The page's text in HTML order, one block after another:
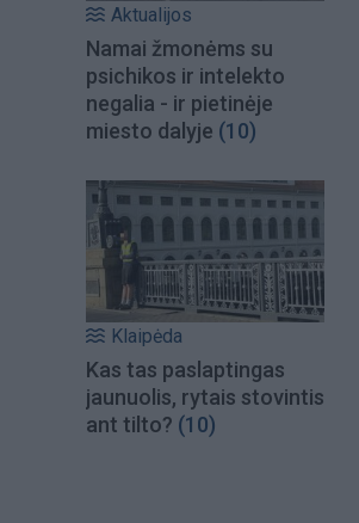
Aktualijos
Namai žmonėms su
psichikos ir intelekto
negalia - ir pietinėje
miesto dalyje (10)
Klaipėda
Kas tas paslaptingas
jaunuolis, rytais stovintis
ant tilto? (10)